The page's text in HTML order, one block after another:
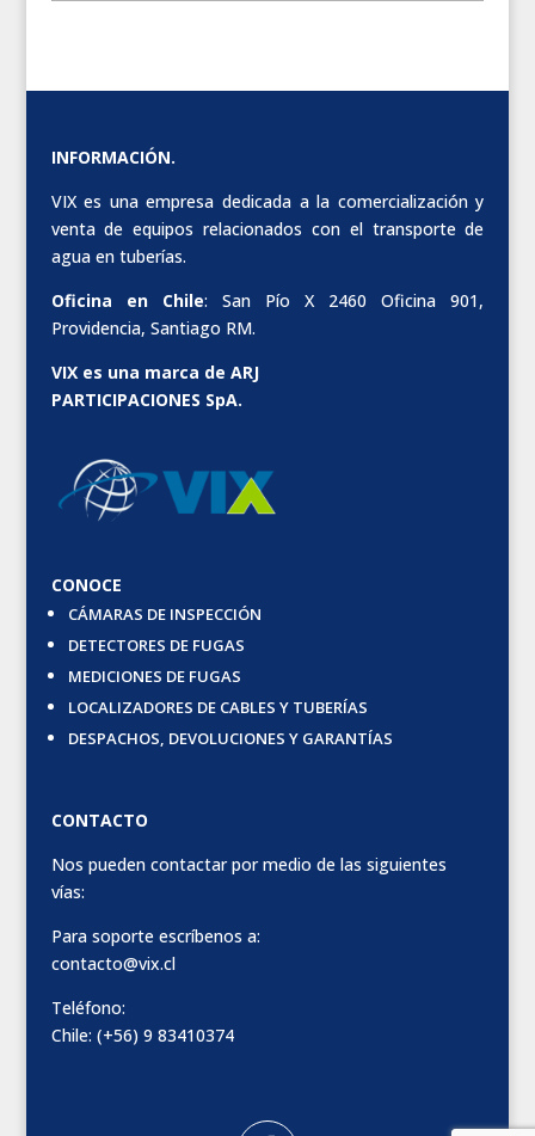
INFORMACIÓN.
VIX es una empresa dedicada a la comercialización y
venta de equipos relacionados con el transporte de
agua en tuberías.
Oficina en Chile: San Pío X 2460 Oficina 901,
Providencia, Santiago RM.
VIX es una marca de ARJ
PARTICIPACIONES SpA.
CONOCE
CÁMARAS DE INSPECCIÓN
DETECTORES DE FUGAS
MEDICIONES DE FUGAS
LOCALIZADORES DE CABLES Y TUBERÍAS
DESPACHOS, DEVOLUCIONES Y GARANTÍAS
CONTACTO
Nos pueden contactar por medio de las siguientes
vías:
Para soporte escríbenos a:
contacto@vix.cl
Teléfono:
Chile: (+56) 9 83410374